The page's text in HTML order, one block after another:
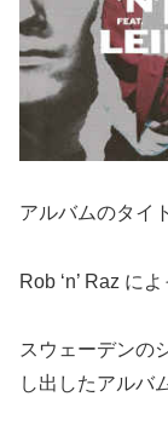
アルバムのタイ
Rob ‘n’ Raz に
スウェーデンの
し出したアルバ